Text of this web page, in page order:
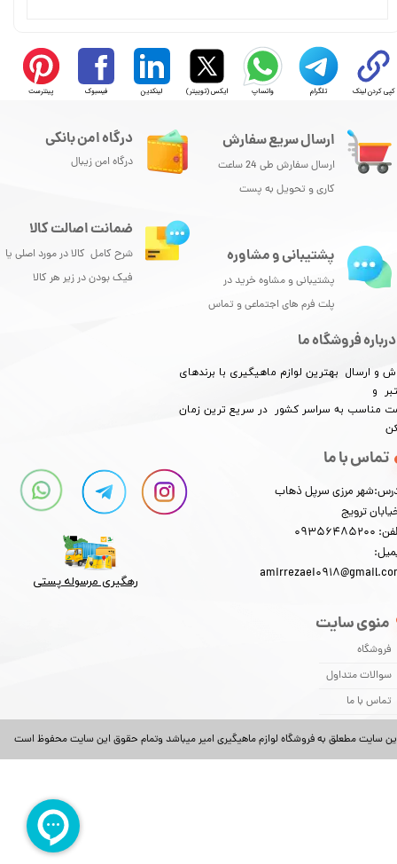
★★ ★★ ★
★ ★★
★★★★
کپی کردن لینک تلگرام واتساپ ایکس (توییتر) لینکدین فیسبوک پینترست
سایت مطعلق به فروشگاه لوازم ماهیگیری امیر میباشد وتمام حقوق این سایت محفوظ است
ارسال سریع سفارش
ارسال سفارش طی 24 ساعت
کاری و تحویل به پست
درباره فروشگاه ما
و ارسال بهترین لوازم ماهیگیری با برندهای
و
مناسب به سراسر کشور در سریع ترین زمان
منوی سایت
فروشگاه
سوالات متداول
تماس با ما
تماس با ما
مرزی سرپل ذهاب
ترویج
درگاه امن بانکی
درگاه امن زیبال
پشتیبانی و مشاوره
پشتیبانی و مشاوه خرید در
پلت فرم های اجتماعی و تماس
ضمانت اصالت کالا
شرح کامل کالا در مورد اصلی یا
فیک بودن در زیر هر کالا
رهگیری مرسوله پستی​​​​​​​